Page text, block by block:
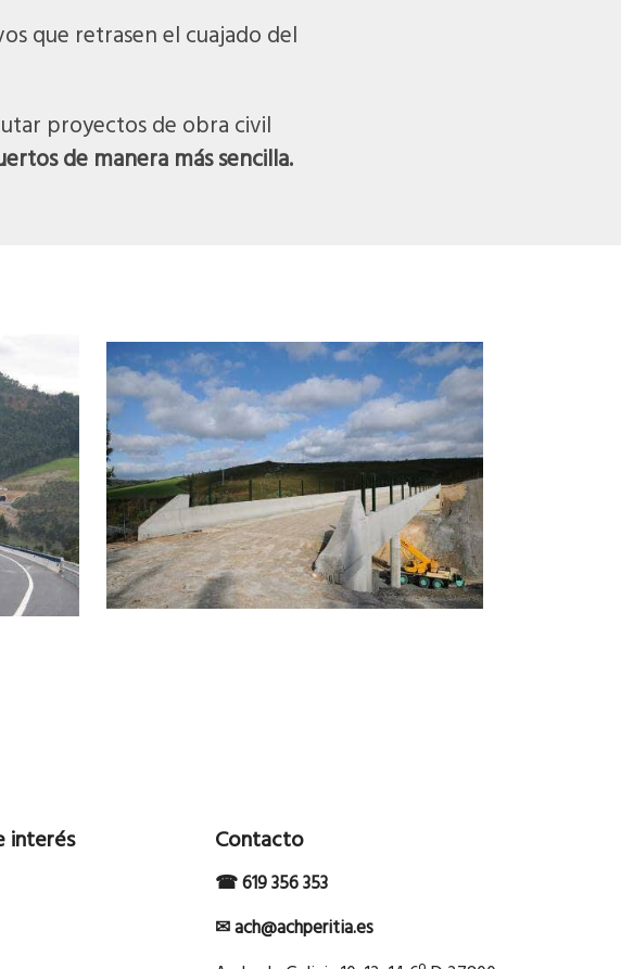
que retrasen el cuajado del
proyectos de obra civil
de manera más sencilla.
interés Contacto
☎ 619 356 353
✉ ach@achperitia.es